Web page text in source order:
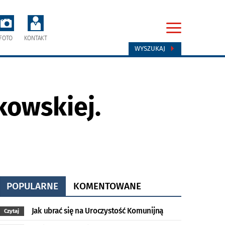
FOTO KONTAKT
WYSZUKAJ
POPULARNE KOMENTOWANE
Czytaj Jak ubrać się na Uroczystość Komunijną